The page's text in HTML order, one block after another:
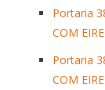
Portaria
COM
Portaria
COM